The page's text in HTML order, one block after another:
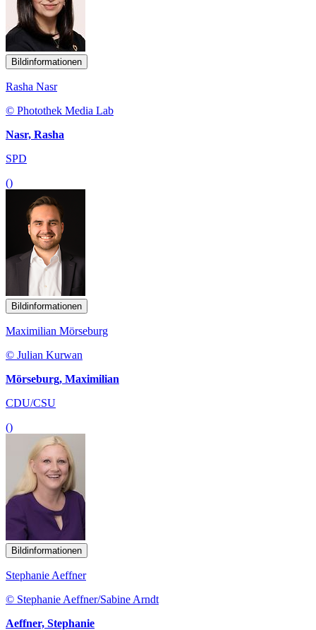
Bildinformationen
Rasha Nasr
© Photothek Media Lab
Nasr, Rasha
SPD
()
Bildinformationen
Maximilian Mörseburg
© Julian Kurwan
Mörseburg, Maximilian
CDU/CSU
()
Bildinformationen
Stephanie Aeffner
© Stephanie Aeffner/Sabine Arndt
Aeffner, Stephanie